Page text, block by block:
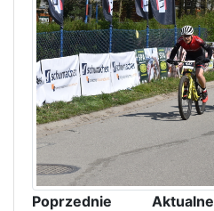
Poprzednie Aktualne